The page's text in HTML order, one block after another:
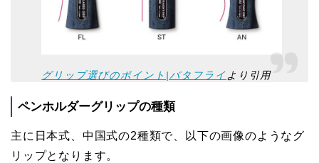
グリップ選びのポイント|バタフライより引用
ペンホルダーグリップの種類
主に日本式、中国式の2種類で、以下の画像のようなグ
リップとなります。